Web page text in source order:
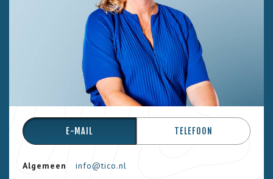
E-MAIL TELEFOON
Algemeen
info@tico.nl